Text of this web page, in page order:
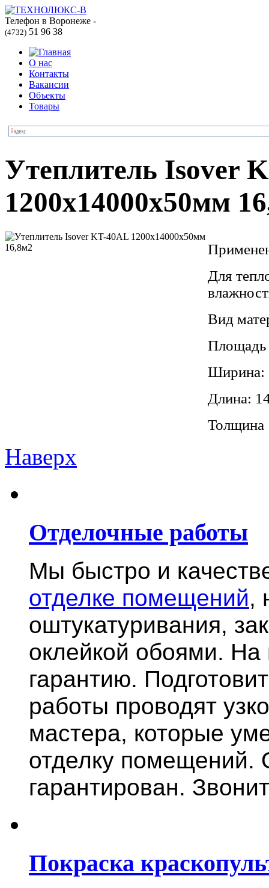
Телефон в Воронеже -
(4732) 51 96 38
О нас
Контакты
Вакансии
Объекты
Товары
Утеплитель Isover
1200х14000х50мм
Для
Вид
Площадь
Ширина:
Длина:
Наверх
Отделочные работы
Мы быстро и
отделке помещений,
оштукатуривания,
оклейкой обоями.
гарантию.
работы проводят
мастера, которые
отделку помещений.
гарантирован.
Покраска